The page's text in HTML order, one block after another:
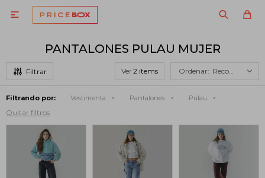

PANTALONES PULAU MUJER
Ver Recomendados
Filtrando por: Vestimenta Pantalones Pulau
Quitar filtros